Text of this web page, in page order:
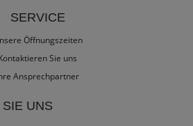
SERVICE
Öffnungszeiten
Sie uns
Ansprechpartner
UNS